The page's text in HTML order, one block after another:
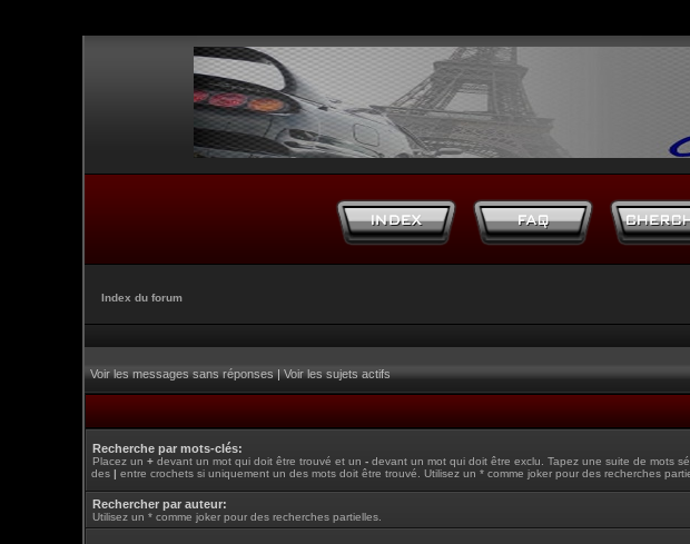
Index du forum
Voir les messages sans réponses|Voir les sujets actifs
Recherche par mots-clés:
Placez un + devant un mot qui doit être trouvé et un - devant un mot qui doit être exclu. Tapez une suite de mots
des | entre crochets si uniquement un des mots doit être trouvé. Utilisez un * comme joker pour des recherches
Rechercher par auteur:
Utilisez un * comme joker pour des recherches partielles.